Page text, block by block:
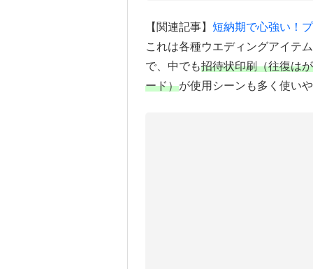
【関連記事】 短納期で心強い！
これは各種ウエディングアイテ
で、中でも招待状印刷（往復は
ード）が使用シーンも多く使い